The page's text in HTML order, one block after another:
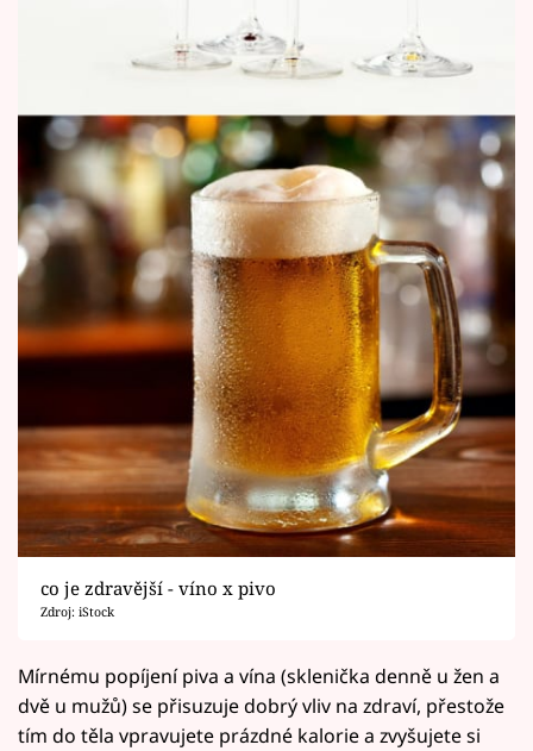
co je zdravější - víno x pivo
Zdroj: iStock
Mírnému popíjení piva a vína (sklenička denně u žen a
dvě u mužů) se přisuzuje dobrý vliv na zdraví, přestože
tím do těla vpravujete prázdné kalorie a zvyšujete si